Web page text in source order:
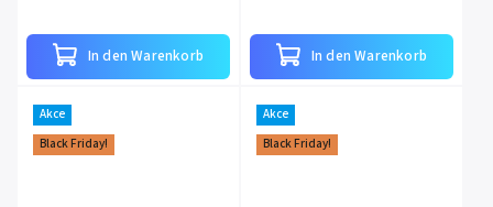
In den Warenkorb In den Warenkorb
Akce
Black Friday!
Akce
Black Friday!